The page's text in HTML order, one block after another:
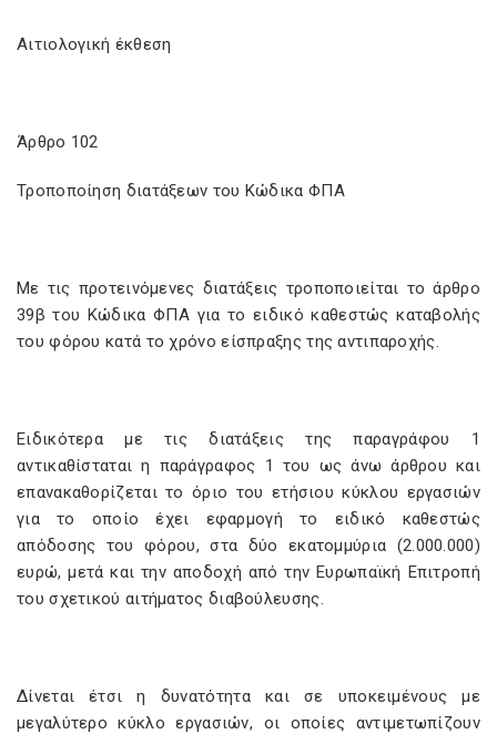
Αιτιολογική έκθεση
Άρθρο 102
Τροποποίηση διατάξεων του Κώδικα ΦΠΑ
Με τις προτεινόμενες διατάξεις τροποποιείται το άρθρο
39β του Κώδικα ΦΠΑ για το ειδικό καθεστώς καταβολής
του φόρου κατά το χρόνο είσπραξης της αντιπαροχής.
Ειδικότερα με τις διατάξεις της παραγράφου 1
αντικαθίσταται η παράγραφος 1 του ως άνω άρθρου και
επανακαθορίζεται το όριο του ετήσιου κύκλου εργασιών
για το οποίο έχει εφαρμογή το ειδικό καθεστώς
απόδοσης του φόρου, στα δύο εκατομμύρια (2.000.000)
ευρώ, μετά και την αποδοχή από την Ευρωπαϊκή Επιτροπή
του σχετικού αιτήματος διαβούλευσης.
Δίνεται έτσι η δυνατότητα και σε υποκειμένους με
μεγαλύτερο κύκλο εργασιών, οι οποίες αντιμετωπίζουν